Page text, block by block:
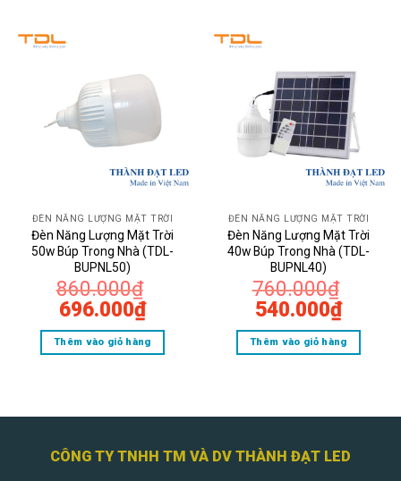
ĐÈN NĂNG LƯỢNG MẶT TRỜI
Đèn Năng Lượng Mặt Trời
50w Búp Trong Nhà (TDL-
BUPNL50)
860.000₫
Giá
gốc
là:
696.000₫Giá
hiện
tại
Thêm vào giỏ hàng
ĐÈN NĂNG LƯỢNG MẶT TRỜI
Đèn Năng Lượng Mặt Trời
40w Búp Trong Nhà (TDL-
BUPNL40)
760.000₫
Giá
gốc
là:
540.000₫Giá
hiện
tại
Thêm vào giỏ hàng
CÔNG TY TNHH TM VÀ DV THÀNH ĐẠT LED